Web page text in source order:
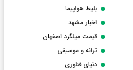
بلیط هواپیما
اخبار مشهد
قیمت میلگرد اصفهان
ترانه و موسیقی
دنیای فناوری